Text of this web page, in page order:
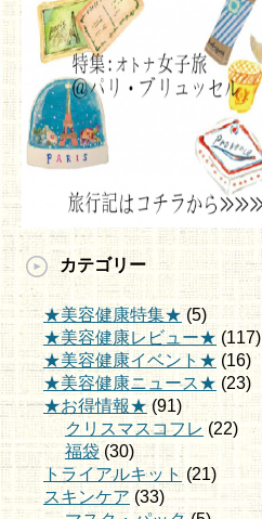
カテゴリー
★美容健康特集★(5)
★美容健康レビュー★ (117)
★美容健康イベント★ (16)
★美容健康ニュース★ (23)
★お得情報★(91)
クリスマスコフレ (22)
福袋(30)
トライアルキット(21)
スキンケア (33)